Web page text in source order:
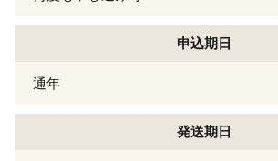
申込期日
通年
発送期日